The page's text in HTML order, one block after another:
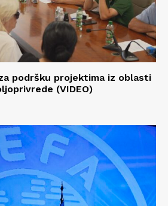
podršku projektima iz oblasti
(VIDEO)